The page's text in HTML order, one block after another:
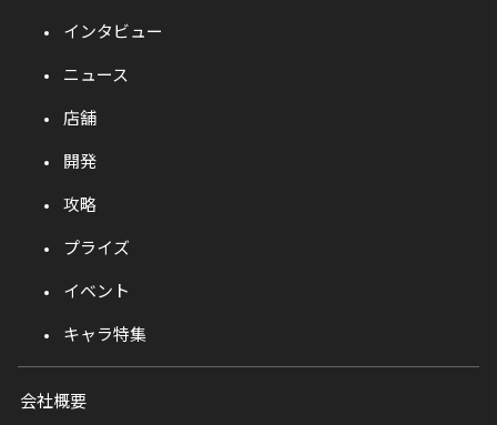
インタビュー
ニュース
店舗
開発
攻略
プライズ
イベント
キャラ特集
会社概要